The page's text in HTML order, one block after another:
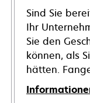
Sind Sie
Ihr
Sie den
können, als
hätten.